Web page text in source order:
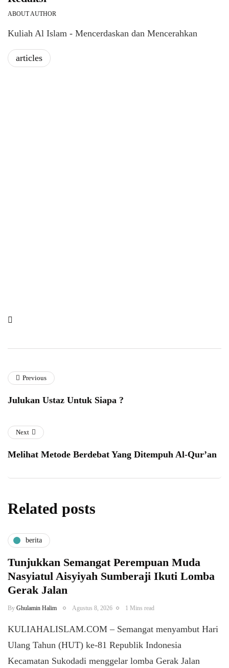
ABOUT AUTHOR
Kuliah Al Islam - Mencerdaskan dan Mencerahkan
articles
Previous
Julukan Ustaz Untuk Siapa ?
Next
Melihat Metode Berdebat Yang Ditempuh Al-Qur’an
Related posts
berita
Tunjukkan Semangat Perempuan Muda
Nasyiatul Aisyiyah Sumberaji Ikuti Lomba
Gerak Jalan
By Ghulamin Halim Agustus 8, 2026 1 Mins read
KULIAHALISLAM.COM – Semangat menyambut Hari
Ulang Tahun (HUT) ke-81 Republik Indonesia
Kecamatan Sukodadi menggelar lomba Gerak Jalan